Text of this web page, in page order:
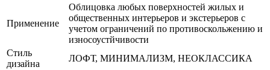
Применение
Облицовка любых поверхностей жилых и
общественных интерьеров и экстерьеров с
учетом ограничений по противоскольжению и
износоустйчивости
Стиль
дизайна
ЛОФТ, МИНИМАЛИЗМ, НЕОКЛАССИКА